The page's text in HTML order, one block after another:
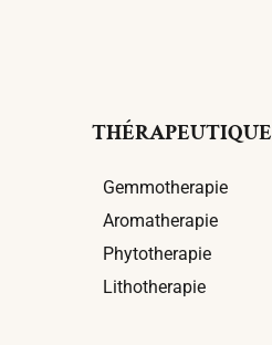
THÉRAPEUTIQUE
Gemmotherapie
Aromatherapie
Phytotherapie
Lithotherapie